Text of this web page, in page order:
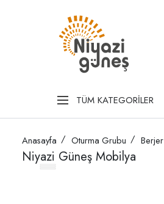
TÜM KATEGORİLER
Anasayfa Oturma Grubu Berjer
Niyazi Güneş Mobilya